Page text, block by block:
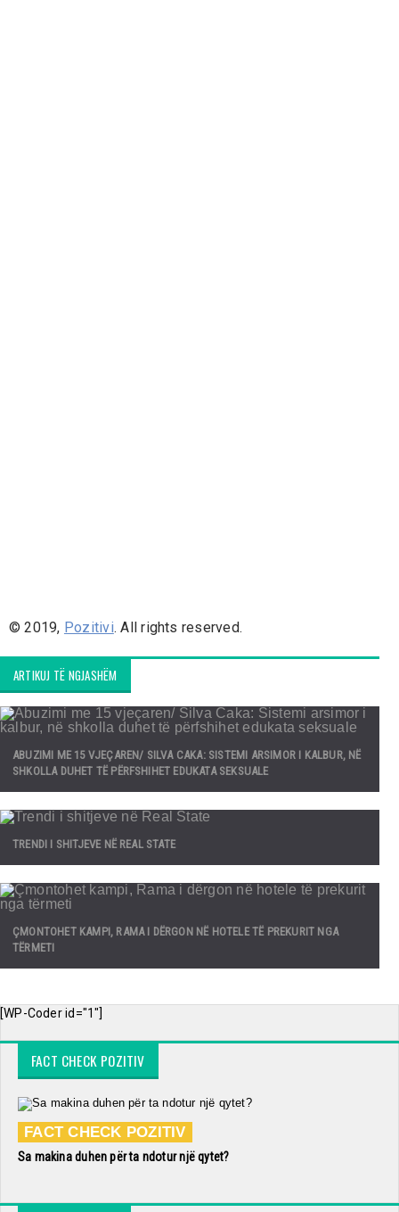
© 2019, Pozitivi. All rights reserved.
ARTIKUJ TË NGJASHËM
ABUZIMI ME 15 VJEÇAREN/ SILVA CAKA: SISTEMI ARSIMOR I KALBUR, NË
SHKOLLA DUHET TË PËRFSHIHET EDUKATA SEKSUALE
TRENDI I SHITJEVE NË REAL STATE
ÇMONTOHET KAMPI, RAMA I DËRGON NË HOTELE TË PREKURIT NGA
TËRMETI
[WP-Coder id="1"]
FACT CHECK POZITIV
FACT CHECK POZITIV
Sa makina duhen për ta ndotur një qytet?